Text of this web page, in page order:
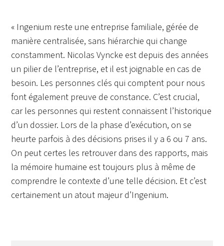
« Ingenium reste une entreprise familiale, gérée de
manière centralisée, sans hiérarchie qui change
constamment. Nicolas Vyncke est depuis des années
un pilier de l’entreprise, et il est joignable en cas de
besoin. Les personnes clés qui comptent pour nous
font également preuve de constance. C’est crucial,
car les personnes qui restent connaissent l’historique
d’un dossier. Lors de la phase d’exécution, on se
heurte parfois à des décisions prises il y a 6 ou 7 ans.
On peut certes les retrouver dans des rapports, mais
la mémoire humaine est toujours plus à même de
comprendre le contexte d’une telle décision. Et c’est
certainement un atout majeur d’Ingenium.